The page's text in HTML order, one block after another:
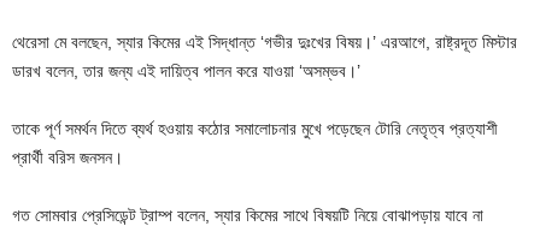
থেরেসা মে বলছেন, স্যার কিমের এই সিদ্ধান্ত ‘গভীর দুঃখের বিষয়।’ এরআগে, রাষ্ট্রদূত মিস্টার
ডারখ বলেন, তার জন্য এই দায়িত্ব পালন করে যাওয়া ‘অসম্ভব।’
তাকে পূর্ণ সমর্থন দিতে ব্যর্থ হওয়ায় কঠোর সমালোচনার মুখে পড়েছেন টোরি নেতৃত্ব প্রত্যাশী
প্রার্থী বরিস জনসন।
গত সোমবার প্রেসিডেন্ট ট্রাম্প বলেন, স্যার কিমের সাথে বিষয়টি নিয়ে বোঝাপড়ায় যাবে না